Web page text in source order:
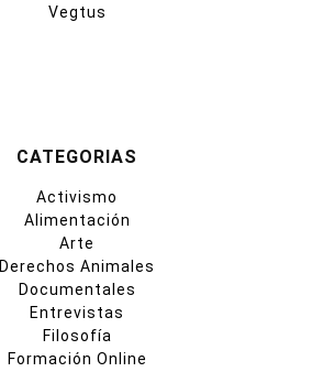
Vegtus
CATEGORIAS
Activismo
Alimentación
Arte
Derechos Animales
Documentales
Entrevistas
Filosofía
Formación Online